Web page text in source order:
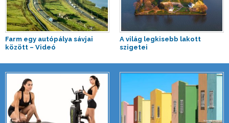
Farm egy autópálya sávjai
között – Videó
A világ legkisebb lakott
szigetei